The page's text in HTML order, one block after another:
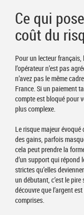
Ce qui
coût du
Pour un lecteur
l’opérateur n’est pas
n’avez pas le même
France. Si un paiement
compte est bloqué pour
plus complexe.
Le risque majeur
des gains, parfois
cela peut prendre la
d’un support qui répond
strictes qu’elles
un débutant, c’est le
découvre que l’argent
comprises.